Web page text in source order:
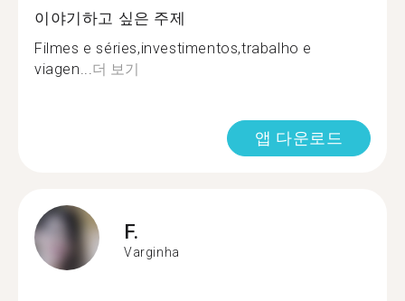
이야기하고 싶은 주제
Filmes e séries,investimentos,trabalho e
viagen...더 보기
앱 다운로드
F.
Varginha